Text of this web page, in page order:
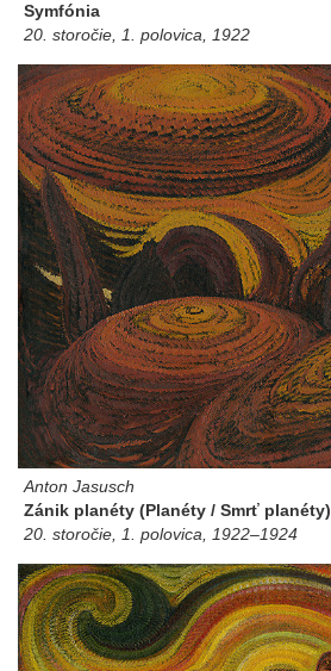
Symfónia
20. storočie, 1. polovica, 1922
Anton Jasusch
Zánik planéty (Planéty / Smrť planéty)
20. storočie, 1. polovica, 1922–1924